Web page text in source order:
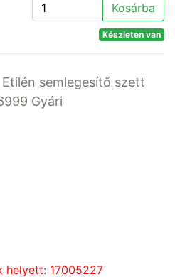
Kosárba
Készleten van
semlegesítő szett
Gyári
helyett: 17005227